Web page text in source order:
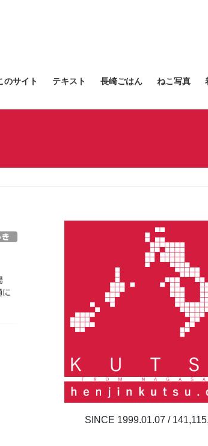
のサイト テキスト 長崎ごはん ねこ写真
に